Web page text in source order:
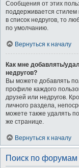
Сообщения от этих
поддерживается
в список недругов, то
по умолчанию.
Вернуться к началу
Как мне добавлять/
недругов?
Вы можете добавлять
профиле каждого
друзей или недругов.
личного раздела,
можете также удалять
же странице.
Вернуться к началу
Поиск по форумам